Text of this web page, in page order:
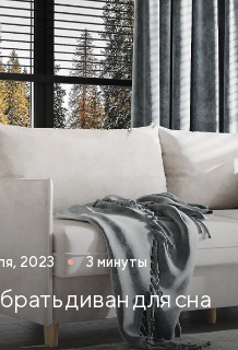
х 200 с ящиками
х 200 с ящиками
х 200 с ящиками
х 200 с ящиками
х 200 с ящиками
цвета Кровати
цвета
современном стиле
2023 3 минуты
диван для сна